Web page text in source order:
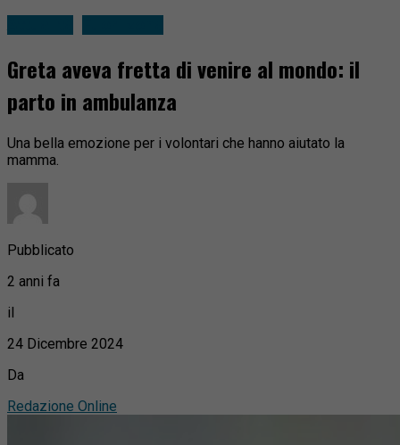
Greta aveva fretta di venire al mondo: il
parto in ambulanza
Una bella emozione per i volontari che hanno aiutato la
mamma.
Pubblicato
2 anni fa
il
24 Dicembre 2024
Da
Redazione Online